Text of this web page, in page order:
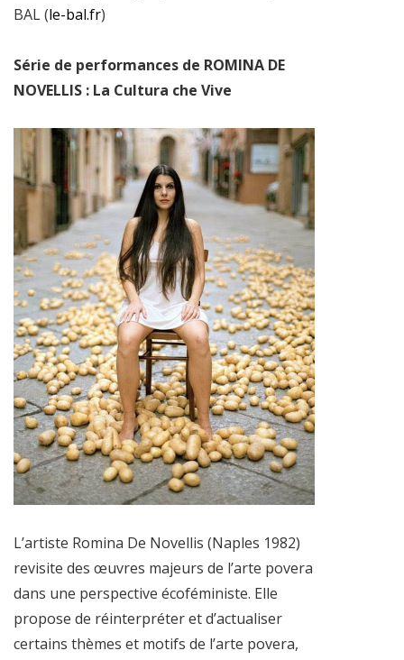
BAL (le-bal.fr)
Série de performances de ROMINA DE
NOVELLIS : La Cultura che Vive
L’artiste Romina De Novellis (Naples 1982)
revisite des œuvres majeurs de l’arte povera
dans une perspective écoféministe. Elle
propose de réinterpréter et d’actualiser
certains thèmes et motifs de l’arte povera,